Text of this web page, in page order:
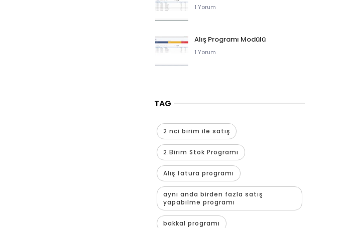
1 Yorum
Alış Programı Modülü
1 Yorum
TAG
2 nci birim ile satış
2.Birim Stok Programı
Alış fatura programı
aynı anda birden fazla satış
yapabilme programı
bakkal programı